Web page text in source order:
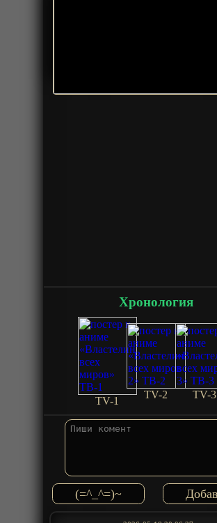
Хронология
TV-1
TV-2 TV-3
(=^_^=)~